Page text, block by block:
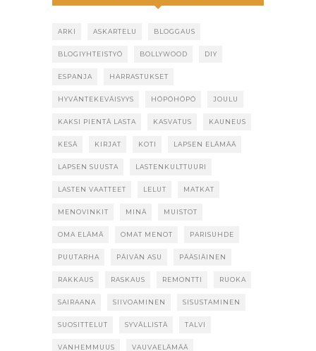
ARKI ASKARTELU BLOGGAUS
BLOGIYHTEISTYÖ BOLLYWOOD DIY
ESPANJA HARRASTUKSET
HYVÄNTEKEVÄISYYS HÖPÖHÖPÖ JOULU
KAKSI PIENTÄ LASTA KASVATUS KAUNEUS
KESÄ KIRJAT KOTI LAPSEN ELÄMÄÄ
LAPSEN SUUSTA LASTENKULTTUURI
LASTEN VAATTEET LELUT MATKAT
MENOVINKIT MINÄ MUISTOT
OMA ELÄMÄ OMAT MENOT PARISUHDE
PUUTARHA PÄIVÄN ASU PÄÄSIÄINEN
RAKKAUS RASKAUS REMONTTI RUOKA
SAIRAANA SIIVOAMINEN SISUSTAMINEN
SUOSITTELUT SYVÄLLISTÄ TALVI
VANHEMMUUS VAUVAELÄMÄÄ